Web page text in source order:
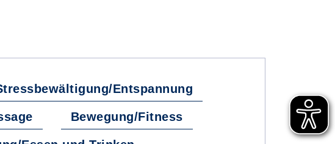
Entspannung
Bewegung/Fitness